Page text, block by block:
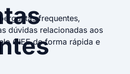
frequentes,
dúvidas relacionadas aos
CIEE de forma rápida e